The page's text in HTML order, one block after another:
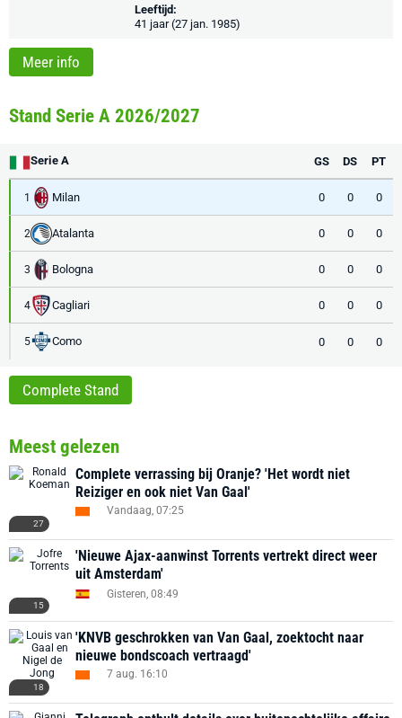
Leeftijd:
41 jaar (27 jan. 1985)
Meer info
Stand Serie A 2026/2027
Serie A GS DS PT
1 Milan 0 0 0
2 Atalanta 0 0 0
3 Bologna 0 0 0
4 Cagliari 0 0 0
5 Como 0 0 0
Complete Stand
Meest gelezen
27
Complete verrassing bij Oranje? 'Het wordt niet
Reiziger en ook niet Van Gaal'
Vandaag, 07:25
15
'Nieuwe Ajax-aanwinst Torrents vertrekt direct weer
uit Amsterdam'
Gisteren, 08:49
18
'KNVB geschrokken van Van Gaal, zoektocht naar
nieuwe bondscoach vertraagd'
7 aug. 16:10